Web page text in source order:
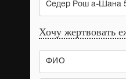
Седер Рош а-Шана
Хочу жертвовать